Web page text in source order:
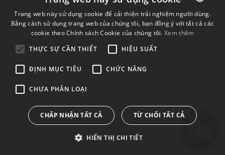
ENGLISH
DUTCH
ESTONIAN
Trang web này sử dụng cookie để cải thiện trải nghiệm người dùng.
Bằng cách sử dụng trang web của chúng tôi, bạn đồng ý với tất cả các
cookie theo Chính sách Cookie của chúng tôi. Xem thêm
THỰC SỰ CẦN THIẾT
HIỆU SUẤT
ĐỊNH MỤC TIÊU CHỨC NĂNG
CHƯA PHÂN LOẠI
CHẤP NHẬN TẤT CẢ TỪ CHỐI TẤT CẢ
HIỂN THỊ CHI TIẾT